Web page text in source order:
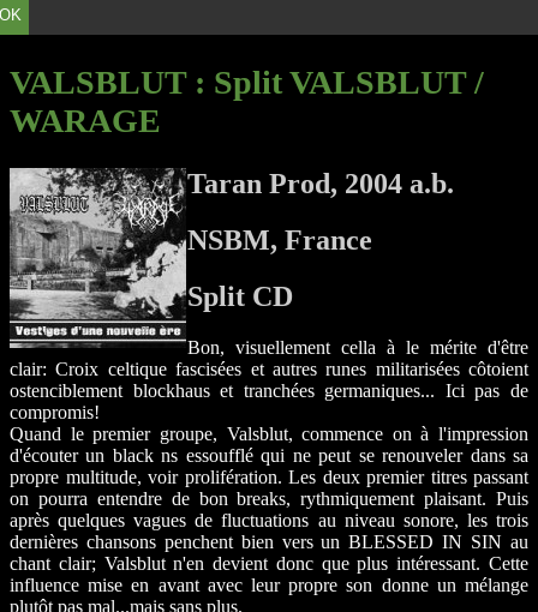
OK
VALSBLUT: Split VALSBLUT /
WARAGE
Taran Prod, 2004 a.b.
NSBM, France
Split CD
Bon, visuellement cella à le mérite d'être
clair: Croix celtique fascisées et autres runes militarisées côtoient
ostenciblement blockhaus et tranchées germaniques... Ici pas de
compromis!
Quand le premier groupe, Valsblut, commence on à l'impression
d'écouter un black ns essoufflé qui ne peut se renouveler dans sa
propre multitude, voir prolifération. Les deux premier titres passant
on pourra entendre de bon breaks, rythmiquement plaisant. Puis
après quelques vagues de fluctuations au niveau sonore, les trois
dernières chansons penchent bien vers un BLESSED IN SIN au
chant clair; Valsblut n'en devient donc que plus intéressant. Cette
influence mise en avant avec leur propre son donne un mélange
plutôt pas mal...mais sans plus.